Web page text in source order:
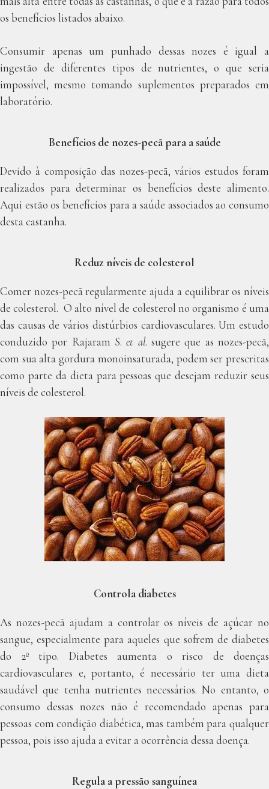
os benefícios listados abaixo.
Consumir apenas um punhado dessas nozes é igual a
ingestão de diferentes tipos de nutrientes, o que seria
impossível, mesmo tomando suplementos preparados em
laboratório.
Benefícios de nozes-pecã para a saúde
Devido à composição das nozes-pecã, vários estudos foram
realizados para determinar os benefícios deste alimento.
Aqui estão os benefícios para a saúde associados ao consumo
desta castanha.
Reduz níveis de colesterol
Comer nozes-pecã regularmente ajuda a equilibrar os níveis
de colesterol. O alto nível de colesterol no organismo é uma
das causas de vários distúrbios cardiovasculares. Um estudo
conduzido por Rajaram S.et al. sugere que as nozes-pecã,
com sua alta gordura monoinsaturada, podem ser prescritas
como parte da dieta para pessoas que desejam reduzir seus
níveis de colesterol.
Controla diabetes
As nozes-pecã ajudam a controlar os níveis de açúcar no
sangue, especialmente para aqueles que sofrem de diabetes
do 2º tipo. Diabetes aumenta o risco de doenças
cardiovasculares e, portanto, é necessário ter uma dieta
saudável que tenha nutrientes necessários. No entanto, o
consumo dessas nozes não é recomendado apenas para
pessoas com condição diabética, mas também para qualquer
pessoa, pois isso ajuda a evitar a ocorrência dessa doença.
Regula a pressão sanguínea